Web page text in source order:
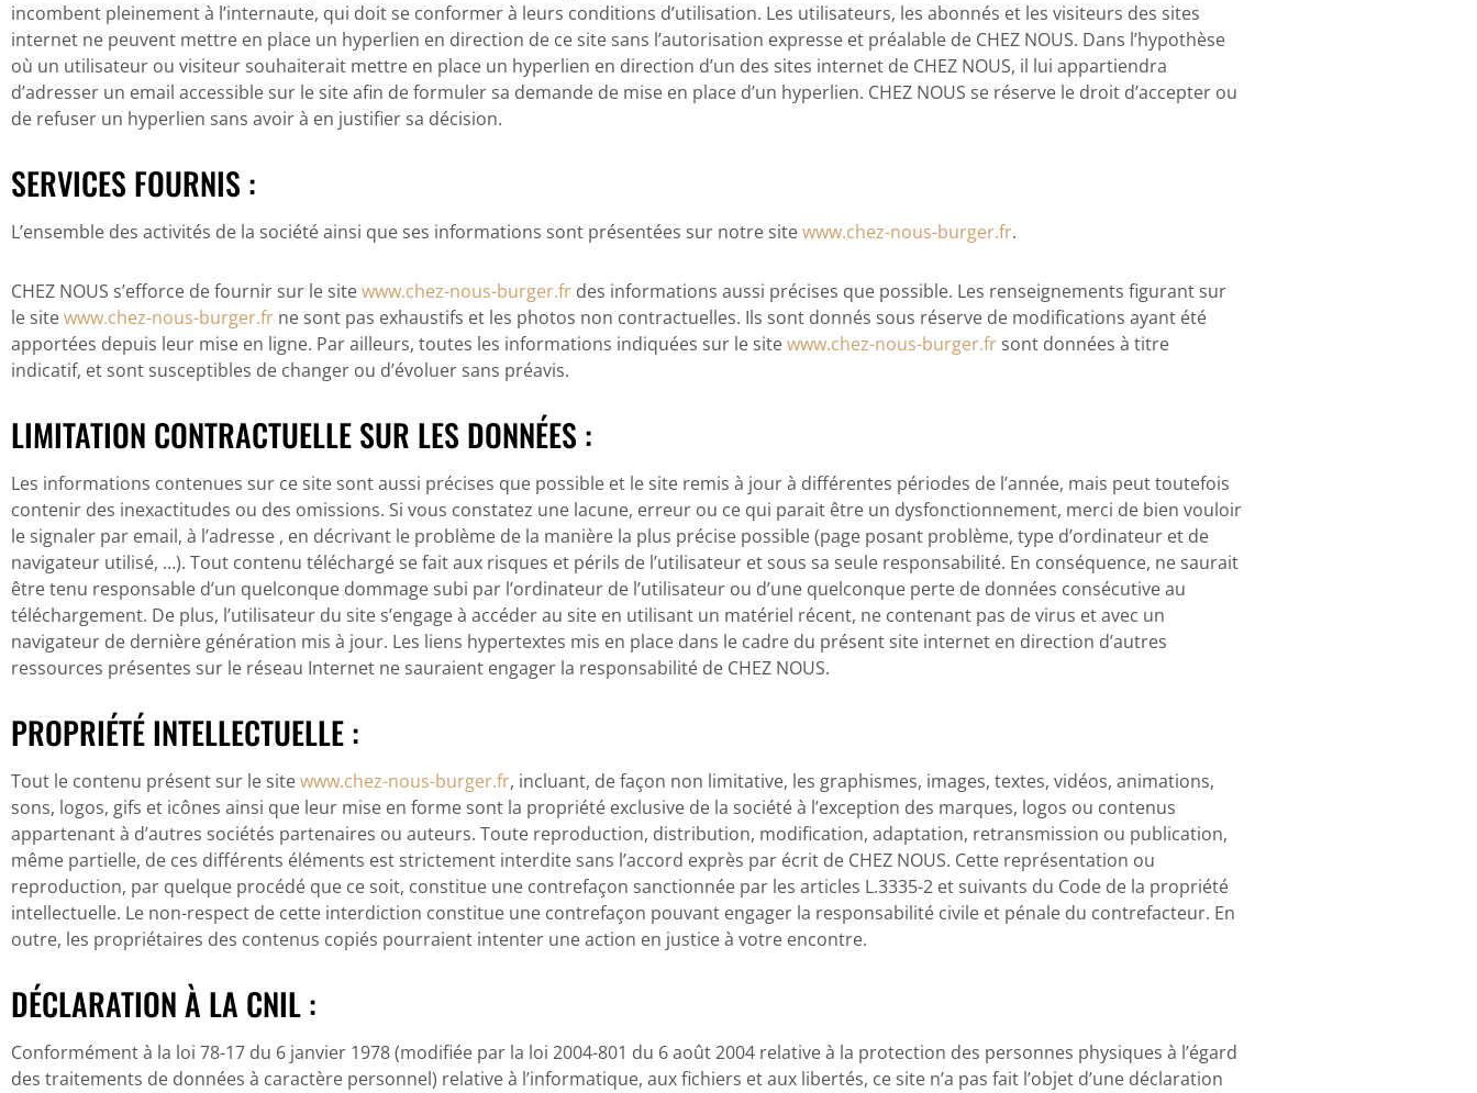
incombent pleinement à l’internaute, qui doit se conformer à leurs conditions d’utilisation. Les utilisateurs, les abonnés et les visiteurs des sites
internet ne peuvent mettre en place un hyperlien en direction de ce site sans l’autorisation expresse et préalable de CHEZ NOUS. Dans l’hypothèse
où un utilisateur ou visiteur souhaiterait mettre en place un hyperlien en direction d’un des sites internet de CHEZ NOUS, il lui appartiendra
d’adresser un email accessible sur le site afin de formuler sa demande de mise en place d’un hyperlien. CHEZ NOUS se réserve le droit d’accepter ou
de refuser un hyperlien sans avoir à en justifier sa décision.
SERVICES FOURNIS :
L’ensemble des activités de la société ainsi que ses informations sont présentées sur notre sitewww.chez-nous-burger.fr.
CHEZ NOUS s’efforce de fournir sur le sitewww.chez-nous-burger.fr des informations aussi précises que possible. Les renseignements figurant sur
le sitewww.chez-nous-burger.fr ne sont pas exhaustifs et les photos non contractuelles. Ils sont donnés sous réserve de modifications ayant été
apportées depuis leur mise en ligne. Par ailleurs, toutes les informations indiquées sur le sitewww.chez-nous-burger.fr sont données à titre
indicatif, et sont susceptibles de changer ou d’évoluer sans préavis.
LIMITATION CONTRACTUELLE SUR LES DONNÉES :
Les informations contenues sur ce site sont aussi précises que possible et le site remis à jour à différentes périodes de l’année, mais peut toutefois
contenir des inexactitudes ou des omissions. Si vous constatez une lacune, erreur ou ce qui parait être un dysfonctionnement, merci de bien vouloir
le signaler par email, à l’adresse , en décrivant le problème de la manière la plus précise possible (page posant problème, type d’ordinateur et de
navigateur utilisé, …). Tout contenu téléchargé se fait aux risques et périls de l’utilisateur et sous sa seule responsabilité. En conséquence, ne saurait
être tenu responsable d’un quelconque dommage subi par l’ordinateur de l’utilisateur ou d’une quelconque perte de données consécutive au
téléchargement. De plus, l’utilisateur du site s’engage à accéder au site en utilisant un matériel récent, ne contenant pas de virus et avec un
navigateur de dernière génération mis à jour. Les liens hypertextes mis en place dans le cadre du présent site internet en direction d’autres
ressources présentes sur le réseau Internet ne sauraient engager la responsabilité de CHEZ NOUS.
PROPRIÉTÉ INTELLECTUELLE :
Tout le contenu présent sur le sitewww.chez-nous-burger.fr, incluant, de façon non limitative, les graphismes, images, textes, vidéos, animations,
sons, logos, gifs et icônes ainsi que leur mise en forme sont la propriété exclusive de la société à l’exception des marques, logos ou contenus
appartenant à d’autres sociétés partenaires ou auteurs. Toute reproduction, distribution, modification, adaptation, retransmission ou publication,
même partielle, de ces différents éléments est strictement interdite sans l’accord exprès par écrit de CHEZ NOUS. Cette représentation ou
reproduction, par quelque procédé que ce soit, constitue une contrefaçon sanctionnée par les articles L.3335-2 et suivants du Code de la propriété
intellectuelle. Le non-respect de cette interdiction constitue une contrefaçon pouvant engager la responsabilité civile et pénale du contrefacteur. En
outre, les propriétaires des contenus copiés pourraient intenter une action en justice à votre encontre.
DÉCLARATION À LA CNIL :
Conformément à la loi 78-17 du 6 janvier 1978 (modifiée par la loi 2004-801 du 6 août 2004 relative à la protection des personnes physiques à l’égard
des traitements de données à caractère personnel) relative à l’informatique, aux fichiers et aux libertés, ce site n’a pas fait l’objet d’une déclaration